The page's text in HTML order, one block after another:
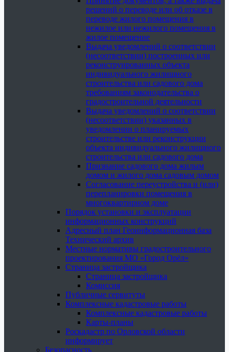
решений о переводе или об отказе в
переводе жилого помещения в
нежилое или нежилого помещения в
жилое помещение
Выдача уведомлений о соответствии
(несоответствии) построенных или
реконструированных объекта
индивидуального жилищного
строительства или садового дома
требованиям законодательства о
градостроительной деятельности
Выдача уведомлений о соответствии
(несоответствии) указанных в
уведомлении о планируемых
строительстве или реконструкции
объекта индивидуального жилищного
строительства или садового дома
Признание садового дома жилым
домом и жилого дома садовым домом
Согласование переустройства и (или)
перепланировки помещения в
многоквартирном доме
Порядок установки и эксплуатации
информационных конструкций
Адресный план Геоинформационная база
Технический архив
Местные нормативы градостроительного
проектирования МО «Город Орёл»
Страница застройщика
Страница застройщика
Комиссия
Публичные сервитуты
Комплексные кадастровые работы
Комплексные кадастровые работы
Карты-планы
Роскадастр по Орловской области
информирует
Безопасность